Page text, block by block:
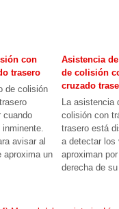
con
trasero
de colisión
cuando
avisar al
aproxima un
Asistencia
de colisión
cruzado
La asistencia
colisión con
trasero está
a detectar los
aproximan
derecha de